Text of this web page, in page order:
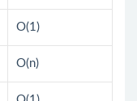
O(1)
O(n)